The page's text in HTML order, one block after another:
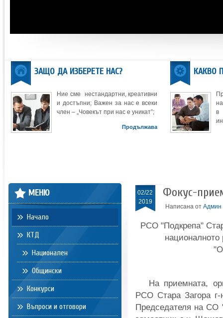
ЗАЩО ДА ИЗБЕРЕТЕ НАС?
Ние сме нестандартни, креативни
и достъпни; Важен за нас е всеки
член – „Човекът при нас е уникат”;
Продължава
КАКВО
в
02/22
2019
Фокус-
Написана от Админ
РСО "Подкрепа"
националното
На приемната,
РСО Стара Загора
Председателя на СО
МЕНЮ
Начало
КТД
Национален
Общински
Конкурси
Въпроси и отговори